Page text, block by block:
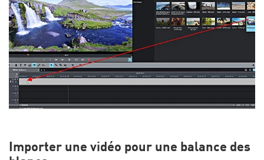
Importer une vidéo pour une balance des